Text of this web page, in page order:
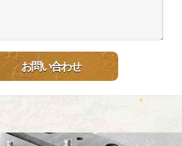
お問い合わせ